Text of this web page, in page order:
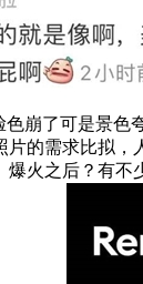
崩了可是景
的需求比拟
火之后？有